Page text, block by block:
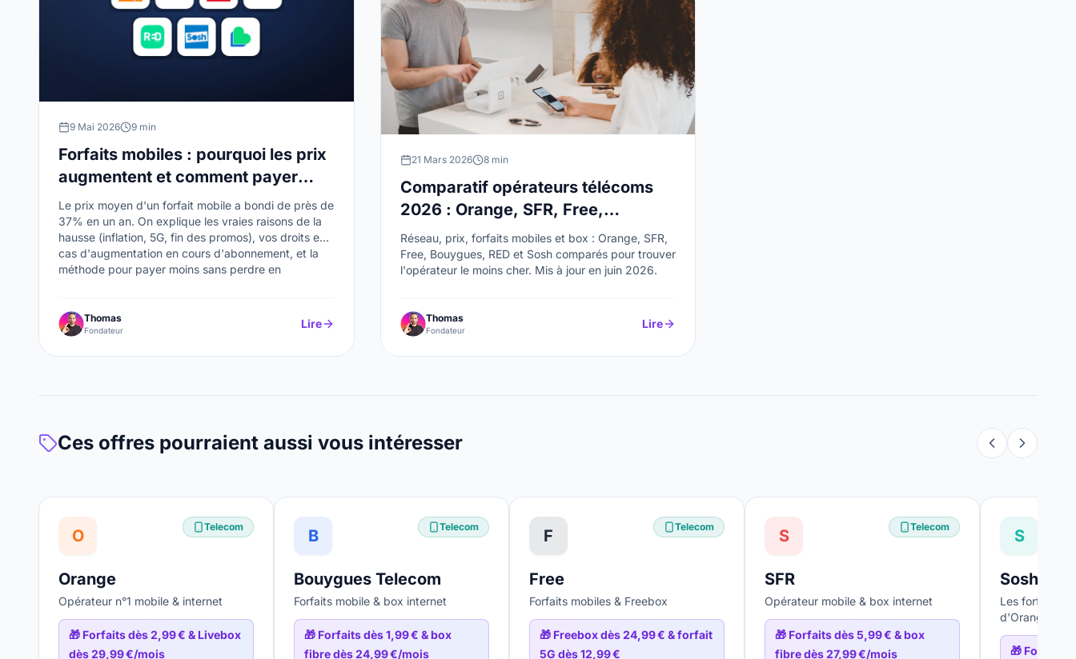
9 Mai 2026 9 min
Forfaits mobiles : pourquoi les prix
augmentent et comment payer
moins en 2026
Le prix moyen d'un forfait mobile a bondi de près de
37% en un an. On explique les vraies raisons de la
hausse (inflation, 5G, fin des promos), vos droits en
cas d'augmentation en cours d'abonnement, et la
méthode pour payer moins sans perdre en
Thomas
Fondateur Lire
21 Mars 2026 8 min
Comparatif opérateurs télécoms
2026 : Orange, SFR, Free,
Bouygues
Réseau, prix, forfaits mobiles et box : Orange, SFR,
Free, Bouygues, RED et Sosh comparés pour trouver
l'opérateur le moins cher. Mis à jour en juin 2026.
Thomas
Fondateur Lire
Ces offres pourraient aussi vous intéresser
O Telecom
Orange
Opérateur n°1 mobile & internet
🎁 Forfaits dès 2,99 € & Livebox
dès 29,99 €/mois
B Telecom
Bouygues Telecom
Forfaits mobile & box internet
🎁 Forfaits dès 1,99 € & box
fibre dès 24,99 €/mois
F Telecom
Free
Forfaits mobiles & Freebox
🎁 Freebox dès 24,99 € & forfait
5G dès 12,99 €
S Telecom
SFR
Opérateur mobile & box internet
🎁 Forfaits dès 5,99 € & box
fibre dès 27,99 €/mois
S
Sosh
Les forfaits
d'Orange
🎁 Forfaits